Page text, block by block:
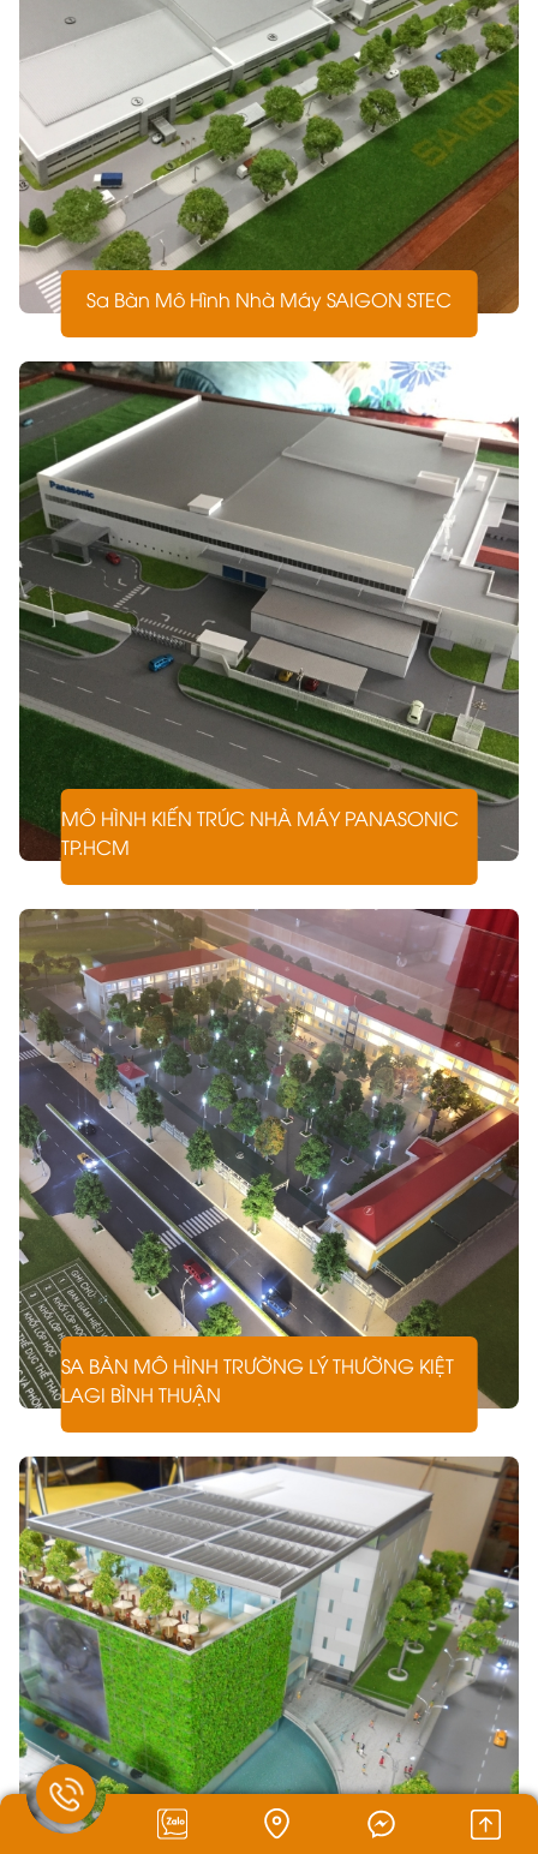
Sa Bàn Mô Hình Nhà Máy SAIGON STEC
MÔ HÌNH KIẾN TRÚC NHÀ MÁY PANASONIC
TP.HCM
SA BÀN MÔ HÌNH TRƯỜNG LÝ THƯỜNG KIỆT
LAGI BÌNH THUẬN